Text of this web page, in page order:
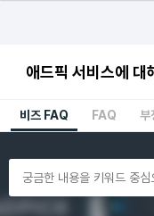
애드픽 서비스에 대
비즈 FAQ FAQ 부